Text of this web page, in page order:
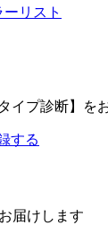
リスト
イプ診断】を
する
届けします